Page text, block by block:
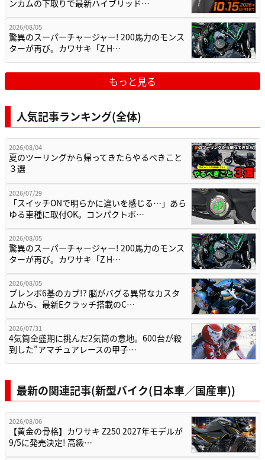
ンカムの下取りで最新ハイブリッド…
2026/08/05
驚異のスーパーチャージャー! 200馬力のモンス
ターが再び。カワサキ「Z H…
もっと見る
人気記事ランキング(全体)
2026/08/04
夏のツーリングから帰ってきたらやるべきこと
３選
2026/07/29
「スイッチONで明らかに違いを感じる…」あら
ゆる車種に取付OK。コンパクトボ…
2026/08/05
驚異のスーパーチャージャー! 200馬力のモンス
ターが再び。カワサキ「Z H…
2026/08/05
ブレンボ6基のカブ!? 脳がバグる異常なカスタ
ムから、最新Eクラッチ搭載のC…
2026/07/31
4気筒全盛期に挑んだ2気筒の意地。600台が殺
到した”アマチュアレースの甲子…
最新の関連記事(新型バイク(日本車／国産車))
2026/08/06
【黄金の骨格】カワサキ Z250 2027年モデルが
9/5に発売決定! 高級…